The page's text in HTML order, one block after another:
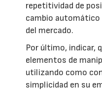
repetitividad de
cambio automático
del mercado.
Por último, indicar,
elementos de
utilizando como
simplicidad en su